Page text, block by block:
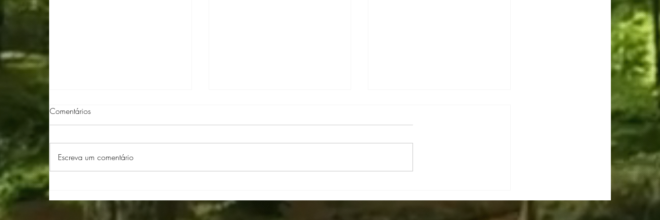
Audiodescrição e Leitura em
Libras para uma Navegação
Lançamento KIT ARAM para o
Ritual de Confraternização
EUROPA: Workshop inédito na
República Tcheca e Eslováquia
Comentários
Escreva um comentário